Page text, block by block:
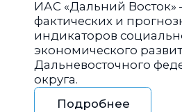
ИАС «Дальний Восток»
фактических и
индикаторов
экономического
Дальневосточного
округа.
Подробнее